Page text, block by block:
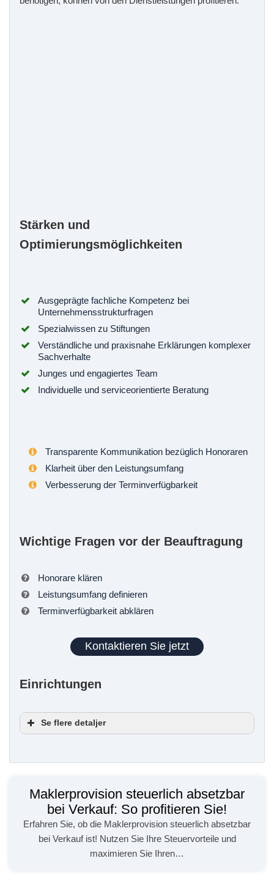
Stärken und
Optimierungsmöglichkeiten
Ausgeprägte fachliche Kompetenz bei
Unternehmensstrukturfragen
Spezialwissen zu Stiftungen
Verständliche und praxisnahe Erklärungen komplexer
Sachverhalte
Junges und engagiertes Team
Individuelle und serviceorientierte Beratung
Transparente Kommunikation bezüglich Honoraren
Klarheit über den Leistungsumfang
Verbesserung der Terminverfügbarkeit
Wichtige Fragen vor der Beauftragung
Honorare klären
Leistungsumfang definieren
Terminverfügbarkeit abklären
Kontaktieren Sie jetzt
Einrichtungen
Se flere detaljer
Planung
Onlinetermine
Service/Leistungen vor Ort
Maklerprovision steuerlich absetzbar
bei Verkauf: So profitieren Sie!
Erfahren Sie, ob die Maklerprovision steuerlich absetzbar
bei Verkauf ist! Nutzen Sie Ihre Steuervorteile und
maximieren Sie Ihren…